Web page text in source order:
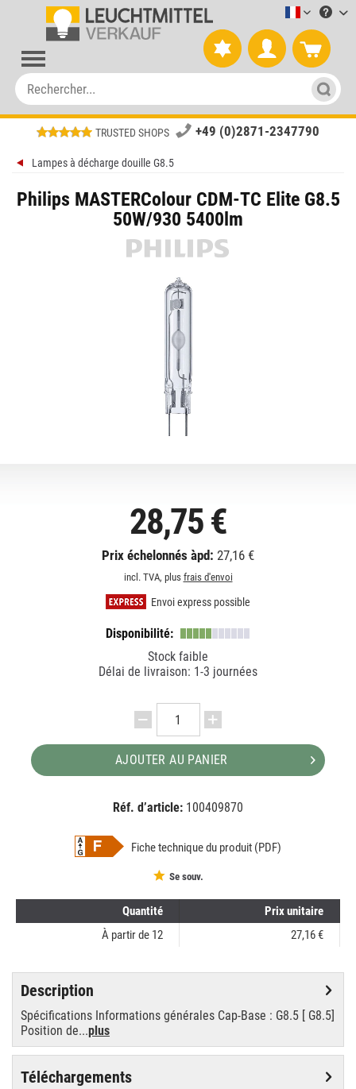
TRUSTED SHOPS +49 (0)2871-2347790
Lampes à décharge douille G8.5
Philips MASTERColour CDM-TC Elite G8.5
50W/930 5400lm
28,75 €
Prix échelonnés àpd: 27,16 €
incl. TVA, plus frais d'envoi
Envoi express possible
Disponibilité:
Stock faible
Délai de livraison: 1-3 journées
AJOUTER AU PANIER
Réf. d’article: 100409870
Fiche technique du produit (PDF)
Se souv.
Quantité
Prix unitaire
À partir de 12 27,16 €
Description
Spécifications Informations générales Cap-Base : G8.5 [ G8.5]
Position de...plus
Téléchargements